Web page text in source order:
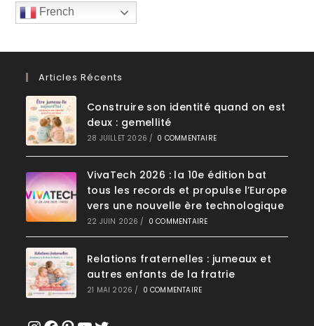
French
Articles Récents
Construire son identité quand on est
deux : gemellité
28 JUILLET 2026 / 0 COMMENTAIRE
VivaTech 2026 : la 10e édition bat
tous les records et propulse l’Europe
vers une nouvelle ère technologique
22 JUIN 2026 / 0 COMMENTAIRE
Relations fraternelles : jumeaux et
autres enfants de la fratrie
21 MAI 2026 / 0 COMMENTAIRE